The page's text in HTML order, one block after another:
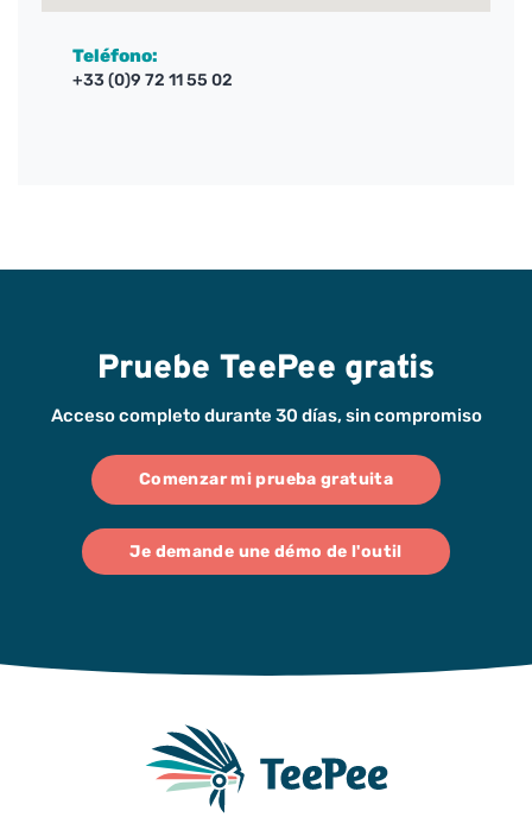
Teléfono:
+33 (0)9 72 11 55 02
Pruebe TeePee gratis
Acceso completo durante 30 días, sin compromiso
Comenzar mi prueba gratuita
Je demande une démo de l'outil